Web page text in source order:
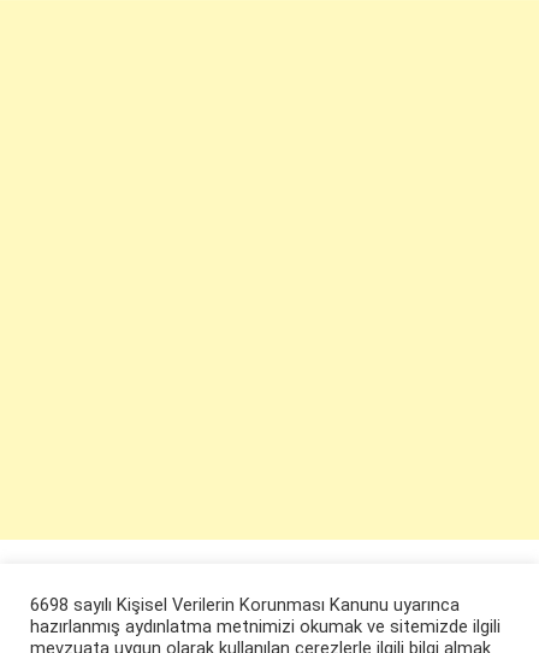
6698 sayılı Kişisel Verilerin Korunması Kanunu uyarınca
hazırlanmış aydınlatma metnimizi okumak ve sitemizde ilgili
mevzuata uygun olarak kullanılan çerezlerle ilgili bilgi almak